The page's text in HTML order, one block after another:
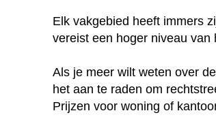
Elk vakgebied heeft immers
vereist een hoger niveau
Als je meer wilt weten over
het aan te raden om
Prijzen voor woning of